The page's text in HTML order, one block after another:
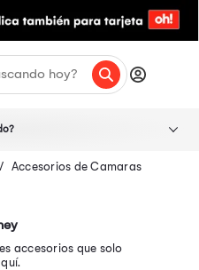
Accesorios de Camaras
accesorios que solo